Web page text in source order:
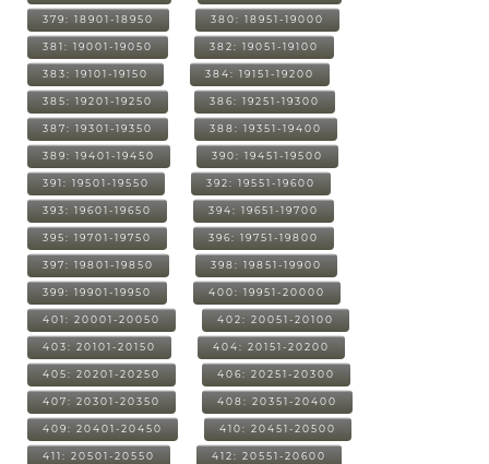
379: 18901-18950 380: 18951-19000
381: 19001-19050 382: 19051-19100
383: 19101-19150 384: 19151-19200
385: 19201-19250 386: 19251-19300
387: 19301-19350 388: 19351-19400
389: 19401-19450 390: 19451-19500
391: 19501-19550 392: 19551-19600
393: 19601-19650 394: 19651-19700
395: 19701-19750 396: 19751-19800
397: 19801-19850 398: 19851-19900
399: 19901-19950 400: 19951-20000
401: 20001-20050 402: 20051-20100
403: 20101-20150 404: 20151-20200
405: 20201-20250 406: 20251-20300
407: 20301-20350 408: 20351-20400
409: 20401-20450 410: 20451-20500
411: 20501-20550 412: 20551-20600